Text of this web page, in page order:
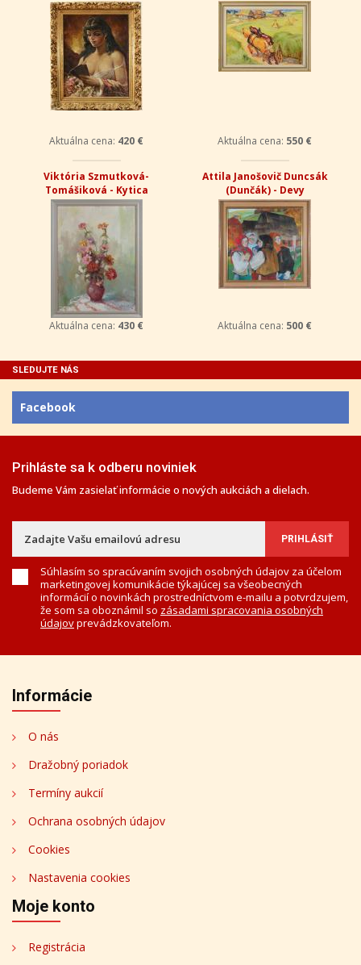
Aktuálna cena: 420 € Aktuálna cena: 550 €
Viktória Szmutková-
Tomášiková - Kytica
Aktuálna cena: 430 €
Attila Janošovič Duncsák
(Dunčák) - Devy
Aktuálna cena: 500 €
SLEDUJTE NÁS
Facebook
Prihláste sa k odberu noviniek
Budeme Vám zasielať informácie o nových aukciách a dielach.
Súhlasím so spracúvaním svojich osobných údajov za účelom
marketingovej komunikácie týkajúcej sa všeobecných
informácií o novinkách prostredníctvom e-mailu a potvrdzujem,
že som sa oboznámil so zásadami spracovania osobných
údajovprevádzkovateľom.
Informácie
O nás
Dražobný poriadok
Termíny aukcií
Ochrana osobných údajov
Cookies
Nastavenia cookies
Moje konto
Registrácia